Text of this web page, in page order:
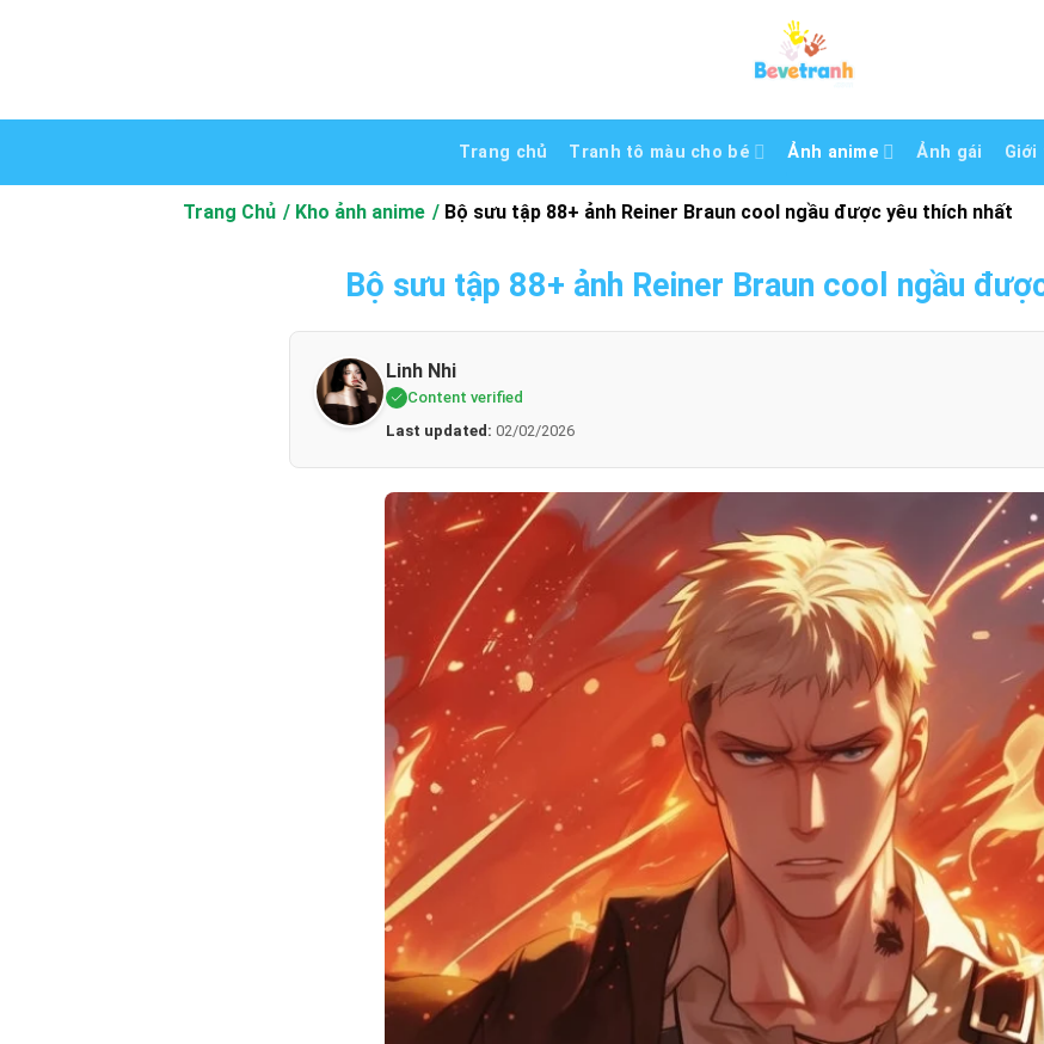
Trang chủ Tranh tô màu cho bé Ảnh anime Ảnh gái Giới
Trang Chủ Kho ảnh anime Bộ sưu tập 88+ ảnh Reiner Braun cool ngầu được yêu thích nhất
Bộ sưu tập 88+ ảnh Reiner Braun cool ngầu
Linh Nhi
Content verified
Last updated: 02/02/2026